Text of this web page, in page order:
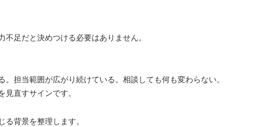
足だと決めつける必要はありません。
担当範囲が広がり続けている。相談しても何も変わらない。
直すサインです。
背景を整理します。